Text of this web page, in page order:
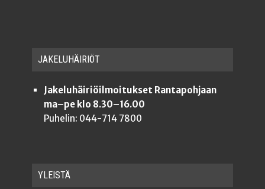
JAKE­LU­HÄI­RIÖT
Jakeluhäiriöilmoitukset Rantapohjaan
ma–pe klo 8.30–16.00
Puhelin: 044-714 7800
YLEISTÄ